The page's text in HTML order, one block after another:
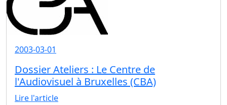
2003-03-01
Dossier Ateliers : Le Centre de
l'Audiovisuel à Bruxelles (CBA)
Lire l'article